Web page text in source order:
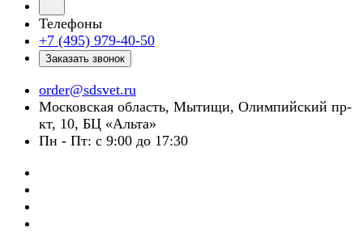
Телефоны
+7 (495) 979-40-50
Заказать звонок
order@sdsvet.ru
Московская область, Мытищи, Олимпийский пр-
кт, 10, БЦ «Альта»
Пн - Пт: с 9:00 до 17:30